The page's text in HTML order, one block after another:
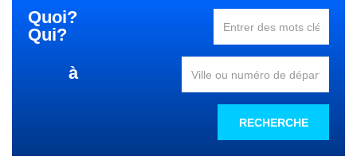
Quoi?
Qui?
à
RECHERCHE